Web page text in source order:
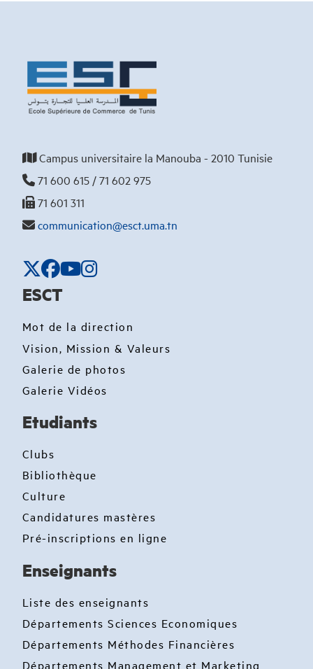
Campus universitaire la Manouba - 2010 Tunisie
71 600 615 / 71 602 975
71 601 311
communication@esct.uma.tn
ESCT
Mot de la direction
Vision, Mission & Valeurs
Galerie de photos
Galerie Vidéos
Etudiants
Clubs
Bibliothèque
Culture
Candidatures mastères
Pré-inscriptions en ligne
Enseignants
Liste des enseignants
Départements Sciences Economiques
Départements Méthodes Financières
Départements Management et Marketing